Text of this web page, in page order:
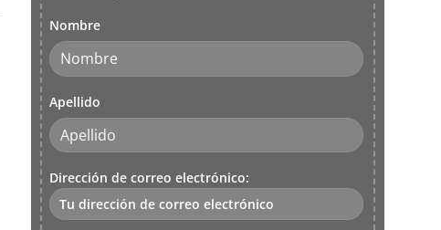
Nombre
Apellido
Dirección de correo electrónico: